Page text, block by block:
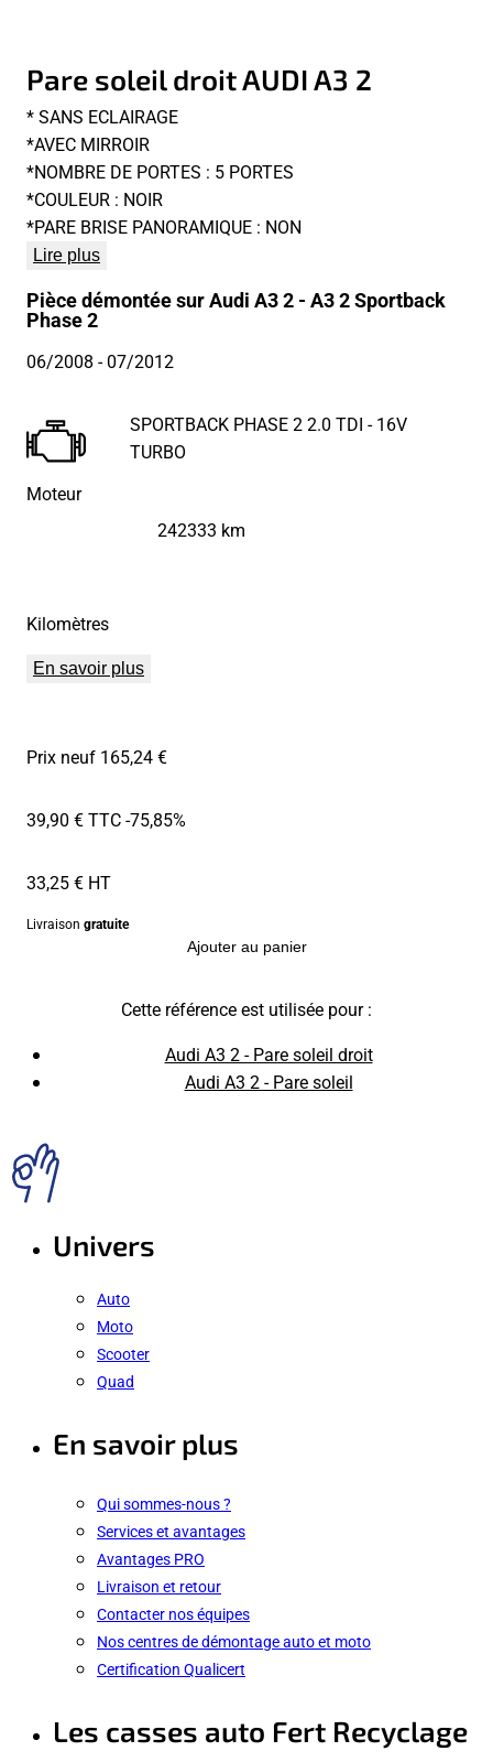
Pare soleil droit AUDI A3 2
* SANS ECLAIRAGE
*AVEC MIRROIR
*NOMBRE DE PORTES : 5 PORTES
*COULEUR : NOIR
*PARE BRISE PANORAMIQUE : NON
Lire plus
Pièce démontée sur Audi A3 2 - A3 2 Sportback
Phase 2
06/2008- 07/2012
Moteur
SPORTBACK PHASE 2 2.0 TDI - 16V
TURBO
Kilomètres
242333 km
En savoir plus
Prix neuf 165,24 €
39,90 € TTC-75,85%
33,25 € HT
Livraison gratuite
Ajouter au panier
Cette référence est utilisée pour :
Audi A3 2 - Pare soleil droit
Audi A3 2 - Pare soleil
Univers
Auto
Moto
Scooter
Quad
En savoir plus
Qui sommes-nous ?
Services et avantages
Avantages PRO
Livraison et retour
Contacter nos équipes
Nos centres de démontage auto et moto
Certification Qualicert
Les casses auto Fert Recyclage